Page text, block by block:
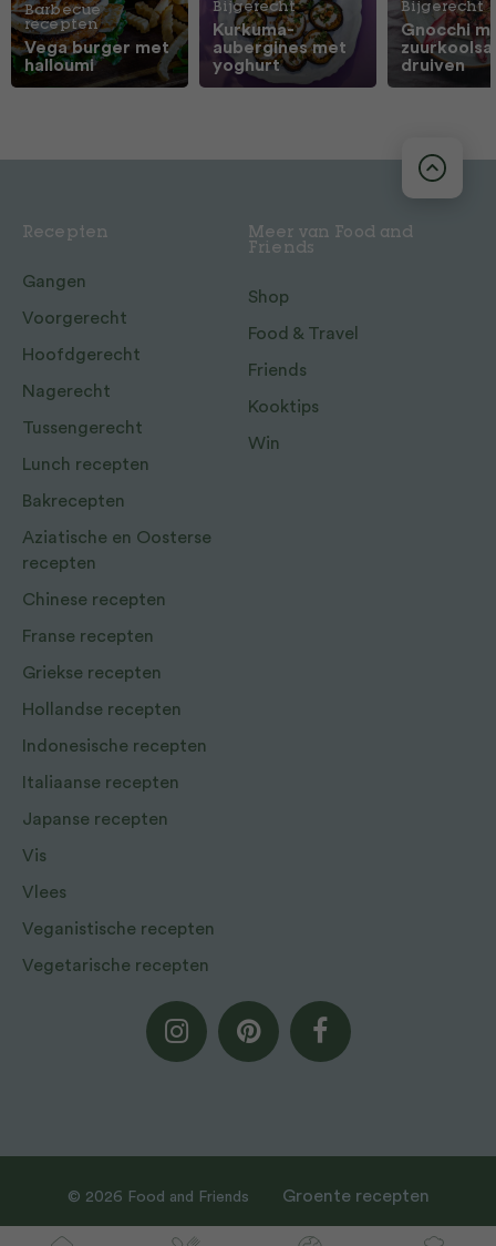
Barbecue
recepten
Vega burger met
halloumi
Bijgerecht
Kurkuma-
aubergines met
yoghurt
Bijgerecht
Gnocchi
druiven
Recepten
Gangen
Voorgerecht
Hoofdgerecht
Nagerecht
Tussengerecht
Lunch recepten
Bakrecepten
Aziatische en Oosterse
recepten
Chinese recepten
Franse recepten
Griekse recepten
Hollandse recepten
Indonesische recepten
Italiaanse recepten
Japanse recepten
Vis
Vlees
Veganistische recepten
Vegetarische recepten
Meer van Food and
Friends
Shop
Food & Travel
Friends
Kooktips
Win
© 2026 Food and Friends Groente recepten